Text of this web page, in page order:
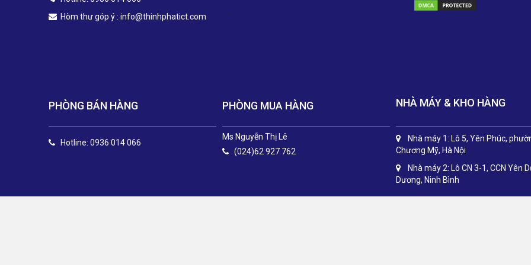
Hòm thư góp ý : info@thinhphatict.com
.
PHÒNG BÁN HÀNG
Hotline: 0936 014 066
PHÒNG MUA HÀNG
Ms Nguyễn Thị Lê
(024)62 927 762
NHÀ MÁY & KHO HÀNG
Nhà máy 1: Lô 5, Yên Phúc,
Chương Mỹ, Hà Nội
Nhà máy 2: Lô CN 3-1, CCN Yên
Dương, Ninh Bình